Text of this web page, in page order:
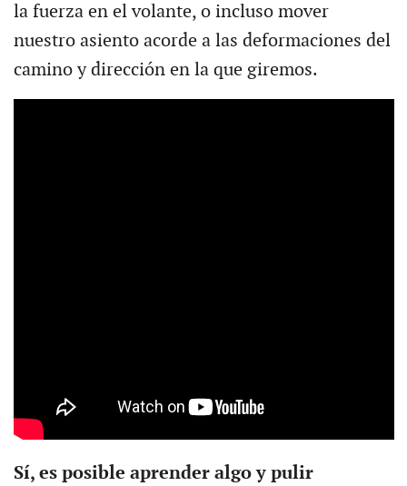
la fuerza en el volante, o incluso mover
nuestro asiento acorde a las deformaciones del
camino y dirección en la que giremos.
Sí, es posible aprender algo y pulir